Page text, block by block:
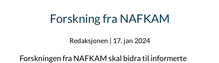
Forskning fra NAFKAM
Redaksjonen | 17. jan 2024
Forskningen fra NAFKAM skal bidra til informerte